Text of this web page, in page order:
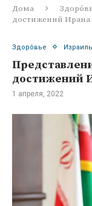
Дома
достижений
Здоро́вье
достижений
1 апреля, 2022